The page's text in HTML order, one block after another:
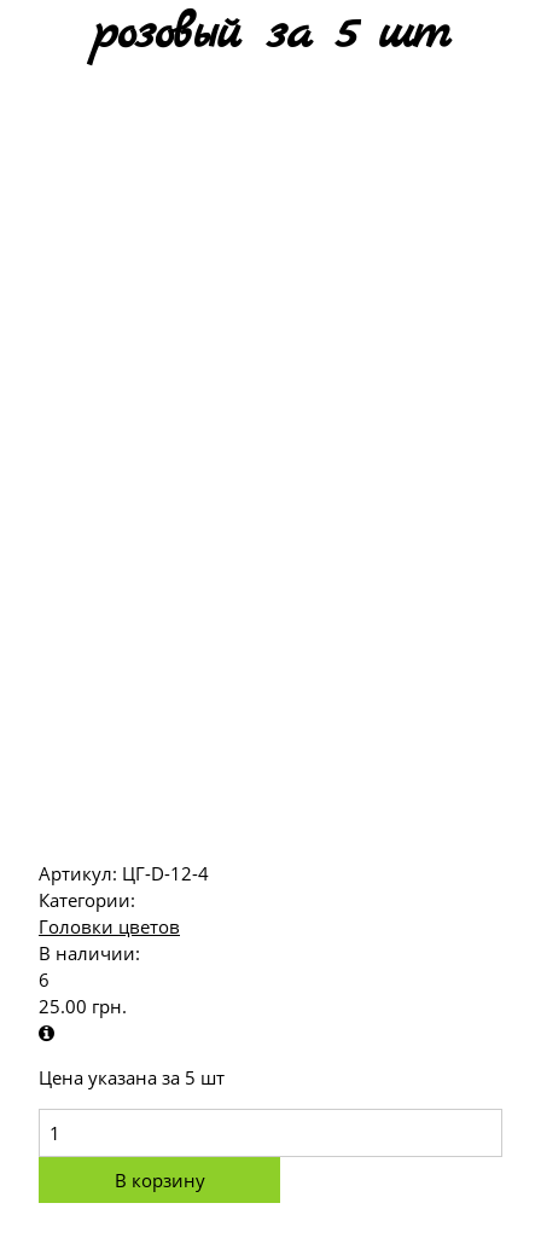
розовый за 5 шт
Артикул: ЦГ-D-12-4
Категории:
Головки цветов
В наличии:
6
25.00 грн.
Цена указана за 5 шт
В корзину